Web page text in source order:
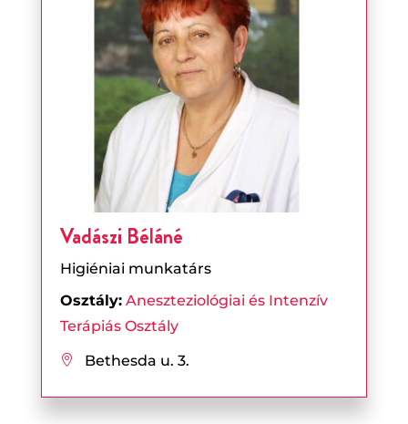
Vadászi Béláné
Higiéniai munkatárs
Osztály: Aneszteziológiai és Intenzív
Terápiás Osztály
 Bethesda u. 3.